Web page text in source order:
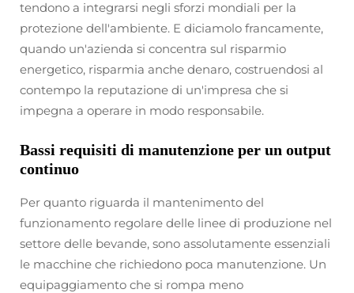
tendono a integrarsi negli sforzi mondiali per la
protezione dell'ambiente. E diciamolo francamente,
quando un'azienda si concentra sul risparmio
energetico, risparmia anche denaro, costruendosi al
contempo la reputazione di un'impresa che si
impegna a operare in modo responsabile.
Bassi requisiti di manutenzione per un output
continuo
Per quanto riguarda il mantenimento del
funzionamento regolare delle linee di produzione nel
settore delle bevande, sono assolutamente essenziali
le macchine che richiedono poca manutenzione. Un
equipaggiamento che si rompa meno